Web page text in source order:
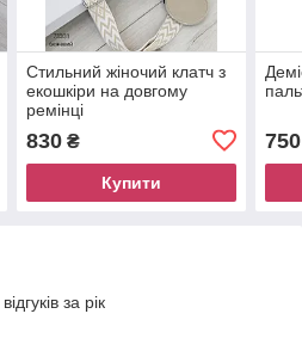
Стильний жіночий клатч з
екошкіри на довгому
ремінці
830₴
Купити
750
за рік